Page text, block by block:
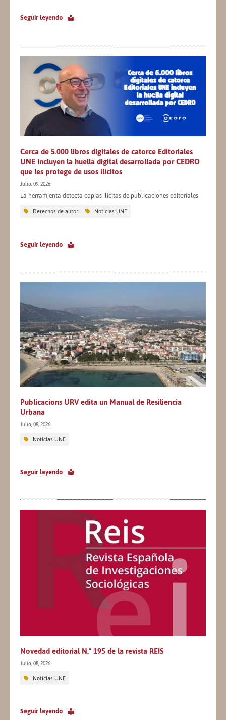
Seguir leyendo
Cerca de 5.000 libros digitales de catorce Editoriales
UNE incluyen la huella digital desarrollada por CEDRO
que les protege de usos ilícitos
Julio, 09, 2026
La herramienta detecta copias ilícitas de publicaciones editoriales
Derechos de autor Noticias UNE
Seguir leyendo
Publicacions URV edita un Manual de Resiliencia
Urbana
Julio, 08, 2026
Noticias UNE
Seguir leyendo
Novedad editorial N.º 195 de la revista REIS
Julio, 08, 2026
Noticias UNE
Seguir leyendo